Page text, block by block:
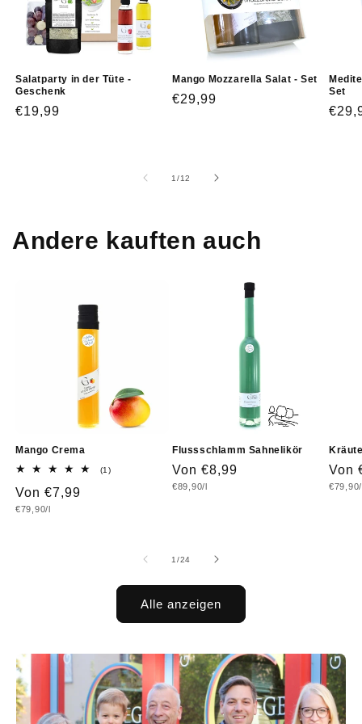
Salatparty in der Tüte -
Geschenk
Normaler
€19,99
Mango Mozzarella Salat - Set
Normaler
€29,99
Set
1 /von
12
Andere kauften auch
Mango Crema
(1)1
Normaler
Preis
Von €7,99
Grundpreis
€79,90/l
Flussschlamm Sahnelikör
Normaler
Preis
Von €8,99
Grundpreis
€89,90/l
Preis
Von
1 /von
24
Alle anzeigen